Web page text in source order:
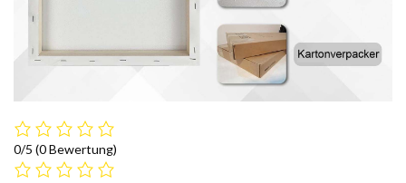
0/5 (0 Bewertung)